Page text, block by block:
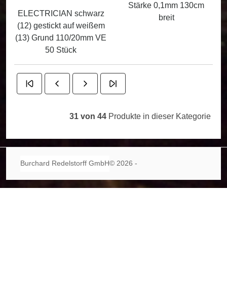
ELECTRICIAN schwarz
(12) gestickt auf weißem
(13) Grund 110/20mm VE
50 Stück
Stärke 0,1mm 130cm
breit
31 von 44 Produkte in dieser Kategorie
© 2026 -
Burchard Redelstorff GmbH